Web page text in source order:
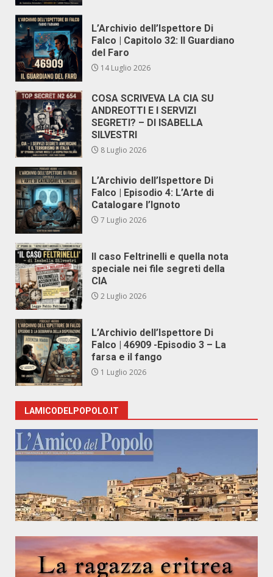
L’Archivio dell’Ispettore Di
Falco | Capitolo 32: Il Guardiano
del Faro
14 Luglio 2026
COSA SCRIVEVA LA CIA SU
ANDREOTTI E I SERVIZI
SEGRETI? – DI ISABELLA
SILVESTRI
8 Luglio 2026
L’Archivio dell’Ispettore Di
Falco | Episodio 4: L’Arte di
Catalogare l’Ignoto
7 Luglio 2026
Il caso Feltrinelli e quella nota
speciale nei file segreti della
CIA
2 Luglio 2026
L’Archivio dell’Ispettore Di
Falco | 46909 -Episodio 3 – La
farsa e il fango
1 Luglio 2026
LAMICODELPOPOLO.IT